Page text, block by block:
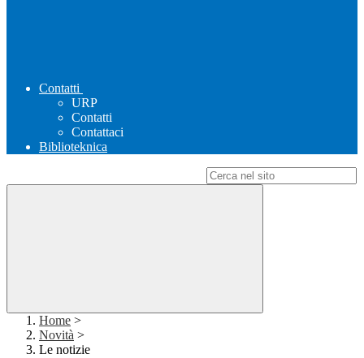
Contatti
URP
Contatti
Contattaci
Biblioteknica
Home >
Novità >
Le notizie